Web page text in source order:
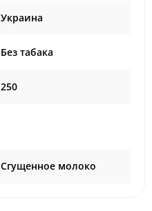
Украина
Без табака
250
Сгущенное молоко